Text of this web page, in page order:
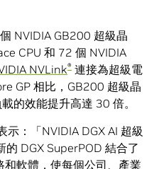
NVIDIA GB200 超級晶
CPU 和 72 個 NVIDIA
NVLink® 連接為超級電
GP 相比，GB200 超級晶
的效能提升高達 30 倍。
示：「NVIDIA DGX AI 超級
的 DGX SuperPOD 結合了
軟體，使每個公司、產業